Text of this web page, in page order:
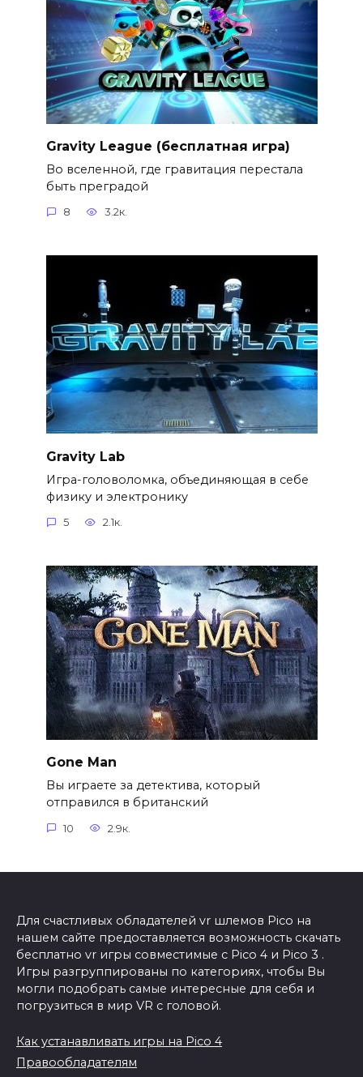
Gravity League (бесплатная игра)
Во вселенной, где гравитация перестала
быть преградой
8 3.2к.
Gravity Lab
Игра-головоломка, объединяющая в себе
физику и электронику
5 2.1к.
Gone Man
Вы играете за детектива, который
отправился в британский
10 2.9к.
Для счастливых обладателей vr шлемов Pico на
нашем сайте предоставляется возможность скачать
бесплатно vr игры совместимые с Pico 4 и Pico 3 .
Игры разгруппированы по категориях, чтобы Вы
могли подобрать самые интересные для себя и
погрузиться в мир VR с головой.
Как устанавливать игры на Pico 4
Правообладателям